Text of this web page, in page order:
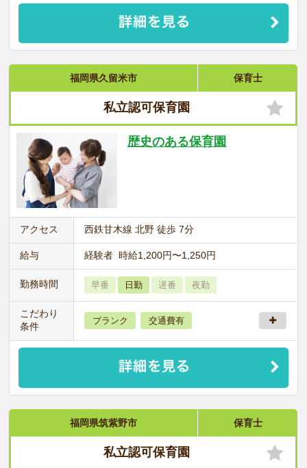
福岡県久留米市 保育士
私立認可保育園
歴史のある保育園
アクセス 西鉄甘木線 北野 徒歩 7分
給与 経験者 時給1,200円〜1,250円
勤務時間 早番 日勤 遅番 夜勤
こだわり
条件
ブランク 交通費有
福岡県筑紫野市 保育士
私立認可保育園